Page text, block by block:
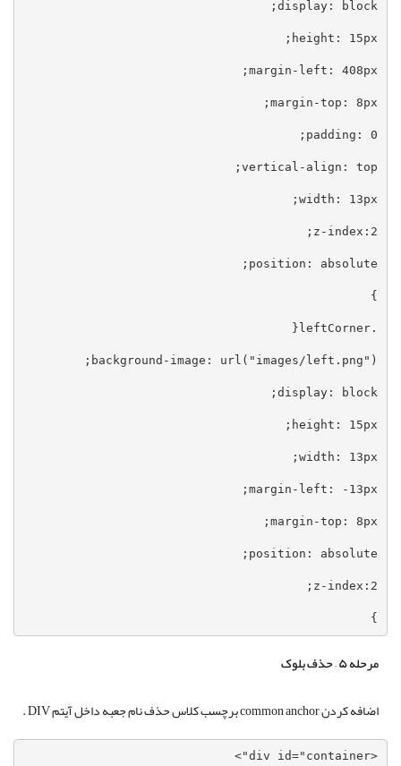
display: block;
height: 15px;
margin-left: 408px;
margin-top: 8px;
padding: 0;
vertical-align: top;
width: 13px;
z-index:2;
position: absolute;
.leftCorner{
background-image: url("images/left.png");
display: block;
height: 15px;
width: 13px;
margin-left: -13px;
margin-top: 8px;
position: absolute;
z-index:2;
مرحله ۵ – حذف بلوک
اضافه کردن common anchor برچسب کلاس حذف نام جعبه داخل آیتم DIV .
<div id="container">